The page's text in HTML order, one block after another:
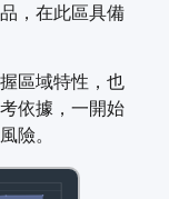
，在此區具備
區域特性，也
依據，一開始
險。